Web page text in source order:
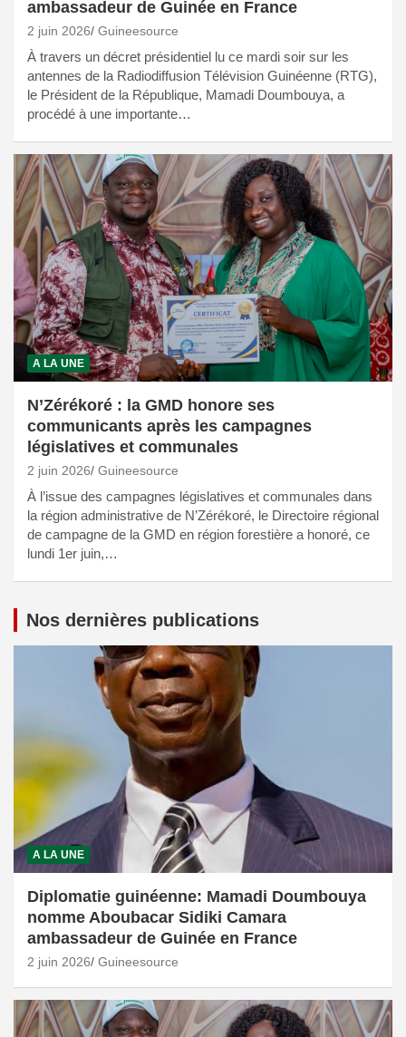
ambassadeur de Guinée en France
2 juin 2026 Guineesource
À travers un décret présidentiel lu ce mardi soir sur les
antennes de la Radiodiffusion Télévision Guinéenne (RTG),
le Président de la République, Mamadi Doumbouya, a
procédé à une importante…
A LA UNE
N’Zérékoré : la GMD honore ses
communicants après les campagnes
législatives et communales
2 juin 2026 Guineesource
À l’issue des campagnes législatives et communales dans
la région administrative de N’Zérékoré, le Directoire régional
de campagne de la GMD en région forestière a honoré, ce
lundi 1er juin,…
Nos dernières publications
A LA UNE
Diplomatie guinéenne: Mamadi Doumbouya
nomme Aboubacar Sidiki Camara
ambassadeur de Guinée en France
2 juin 2026 Guineesource